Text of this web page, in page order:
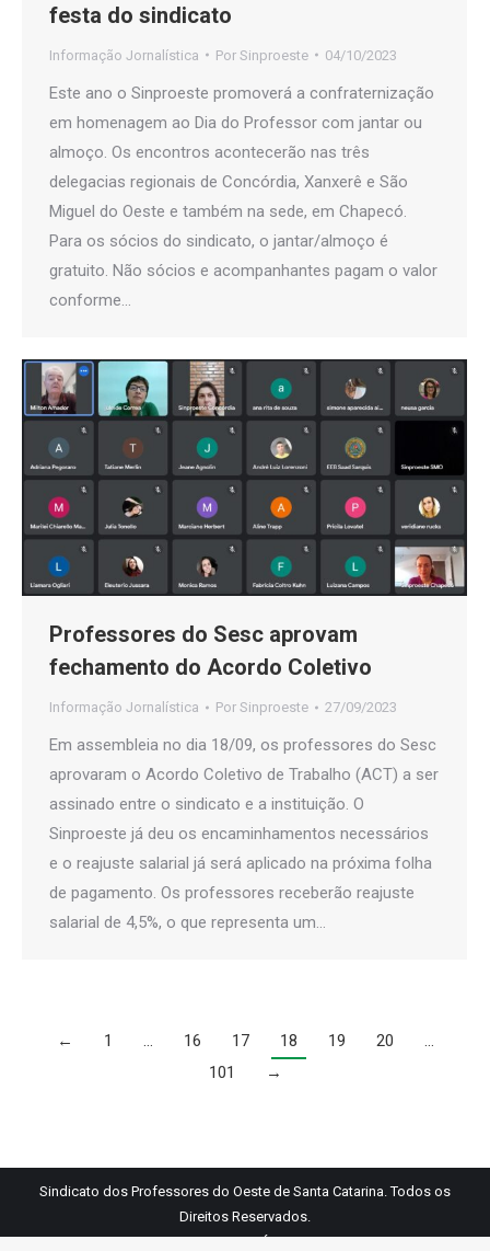
festa do sindicato
Informação Jornalística Por Sinproeste 04/10/2023
Este ano o Sinproeste promoverá a confraternização
em homenagem ao Dia do Professor com jantar ou
almoço. Os encontros acontecerão nas três
delegacias regionais de Concórdia, Xanxerê e São
Miguel do Oeste e também na sede, em Chapecó.
Para os sócios do sindicato, o jantar/almoço é
gratuito. Não sócios e acompanhantes pagam o valor
conforme…
Professores do Sesc aprovam
fechamento do Acordo Coletivo
Informação Jornalística Por Sinproeste 27/09/2023
Em assembleia no dia 18/09, os professores do Sesc
aprovaram o Acordo Coletivo de Trabalho (ACT) a ser
assinado entre o sindicato e a instituição. O
Sinproeste já deu os encaminhamentos necessários
e o reajuste salarial já será aplicado na próxima folha
de pagamento. Os professores receberão reajuste
salarial de 4,5%, o que representa um…
← 1 … 16 17 18 19 20
…
101
→
Sindicato dos Professores do Oeste de Santa Catarina. Todos os
Direitos Reservados.